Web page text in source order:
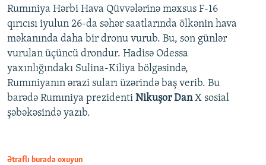
Rumıniya Hərbi Hava Qüvvələrinə məxsus F-16
qırıcısı iyulun 26-da səhər saatlarında ölkənin hava
məkanında daha bir dronu vurub. Bu, son günlər
vurulan üçüncü drondur. Hadisə Odessa
yaxınlığındakı Sulina-Kiliya bölgəsində,
Rumıniyanın ərazi suları üzərində baş verib. Bu
barədə Rumıniya prezidenti Nikuşor DanX sosial
şəbəkəsində yazıb.
Ətraflı burada oxuyun